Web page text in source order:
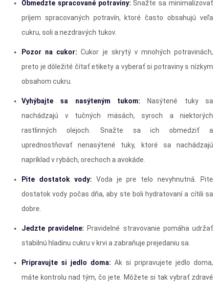
Obmedzte spracované potraviny: Snažte sa minimalizovať
príjem spracovaných potravín, ktoré často obsahujú veľa
cukru, soli a nezdravých tukov.
Pozor na cukor: Cukor je skrytý v mnohých potravinách,
preto je dôležité čítať etikety a vyberať si potraviny s nízkym
obsahom cukru.
Vyhýbajte sa nasýteným tukom: Nasýtené tuky sa
nachádzajú v tučných mäsách, syroch a niektorých
rastlinných olejoch. Snažte sa ich obmedziť a
uprednostňovať nenasýtené tuky, ktoré sa nachádzajú
napríklad v rybách, orechoch a avokáde.
Pite dostatok vody: Voda je pre telo nevyhnutná. Pite
dostatok vody počas dňa, aby ste boli hydratovaní a cítili sa
dobre.
Jedzte pravidelne: Pravidelné stravovanie pomáha udržať
stabilnú hladinu cukru v krvi a zabraňuje prejedaniu sa.
Pripravujte si jedlo doma: Ak si pripravujete jedlo doma,
máte kontrolu nad tým, čo jete. Môžete si tak vybrať zdravé